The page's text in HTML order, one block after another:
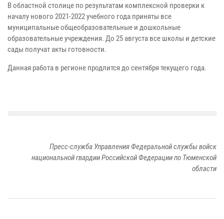
В областной столице по результатам комплексной проверки к
началу нового 2021-2022 учебного года приняты все
муниципальные общеобразовательные и дошкольные
образовательные учреждения. До 25 августа все школы и детские
сады получат акты готовности.
Данная работа в регионе продлится до сентября текущего года.
Пресс-служба Управления Федеральной службы войск
национальной гвардии Российской Федерации по Тюменской
области